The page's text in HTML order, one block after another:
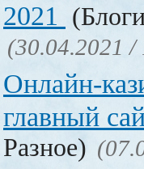
2021
(30.04.2021 /
Онлайн-
главный
Разное)